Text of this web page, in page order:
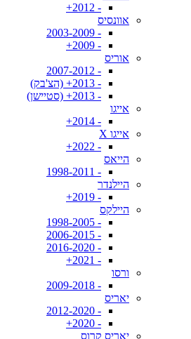
- 2012+
אוונסיס
- 2003-2009
- 2009+
אוריס
- 2007-2012
- 2013+ (הצ'בק)
- 2013+ (סטיישן)
אייגו
- 2014+
אייגו X
- 2022+
הייאס
- 1998-2011
היילנדר
- 2019+
היילקס
- 1998-2005
- 2006-2015
- 2016-2020
- 2021+
ורסו
- 2009-2018
יאריס
- 2012-2020
- 2020+
יאריס קרוס